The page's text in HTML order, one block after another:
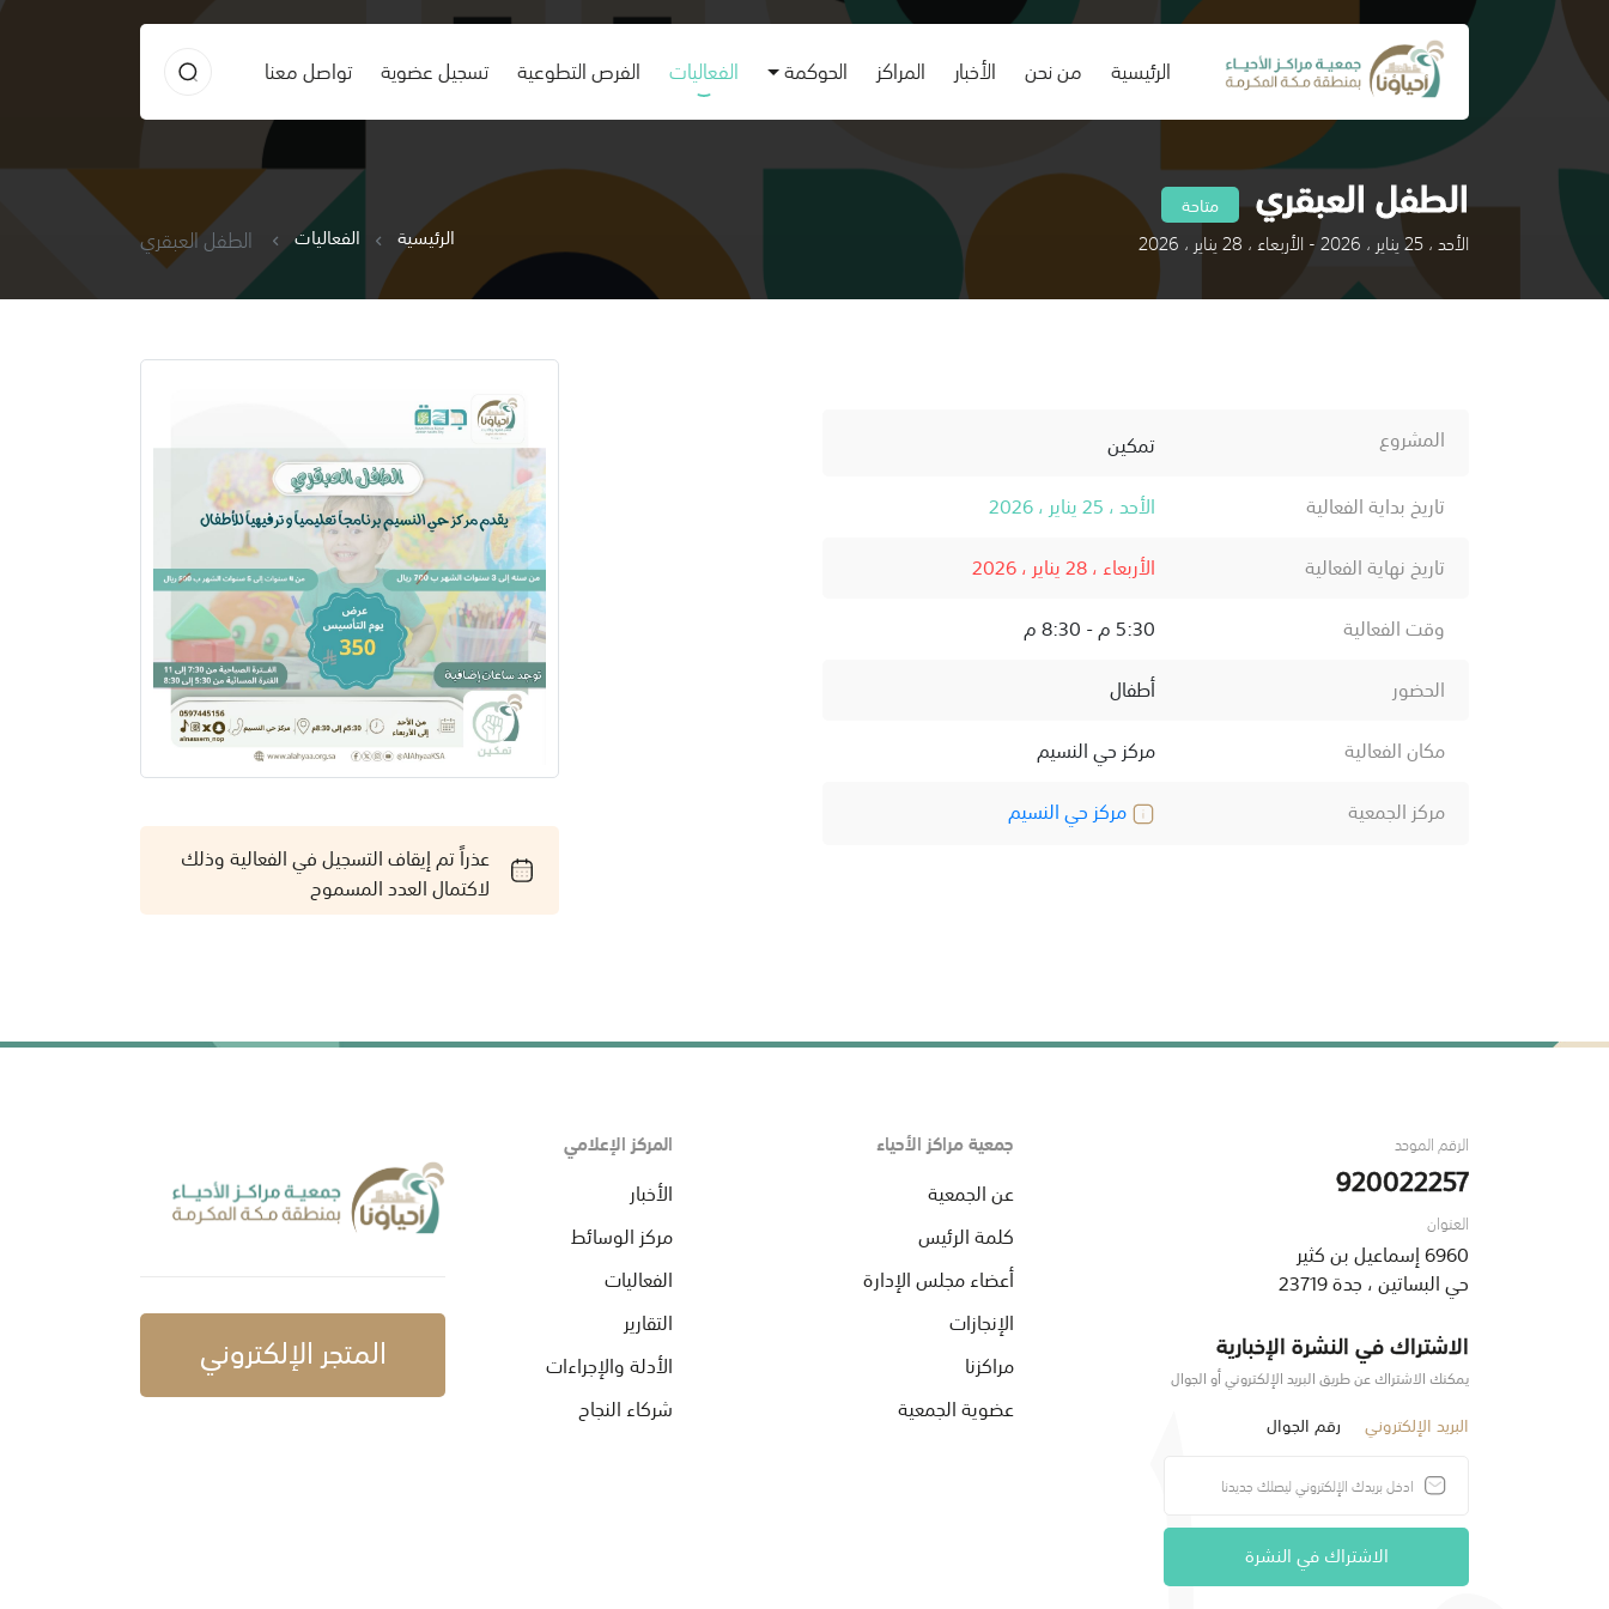
الرئيسية
(current) من نحن الأخبار المراكز الحوكمة الفعاليات الفرص التطوعية تسجيل عضوية تواصل معنا
الطفل العبقري متاحة
الأحد ، 25 يناير ، 2026 - الأربعاء ، 28 يناير ، 2026 الرئيسية الفعاليات الطفل العبقري
المشروع
تمكين
تاريخ بداية الفعالية
الأحد ، 25 يناير ، 2026
تاريخ نهاية الفعالية
الأربعاء ، 28 يناير ، 2026
وقت الفعالية
5:30 م - 8:30 م
الحضور
أطفال
مكان الفعالية
مركز حي النسيم
مركز الجمعية
مركز حي النسيم
عذراً تم إيقاف التسجيل في الفعالية وذلك
لاكتمال العدد المسموح
الرقم الموحد
920022257
العنوان
6960 إسماعيل بن كثير
حي البساتين ، جدة 23719
الاشتراك في النشرة الإخبارية
يمكنك الاشتراك عن طريق البريد الإلكتروني أو الجوال
البريد الإلكتروني رقم الجوال
الاشتراك في النشرة
جمعية مراكز الأحياء
عن الجمعية
كلمة الرئيس
أعضاء مجلس الإدارة
الإنجازات
مراكزنا
عضوية الجمعية
المركز الإعلامي
الأخبار
مركز الوسائط
الفعاليات
التقارير
الأدلة والإجراءات
شركاء النجاح
المتجر الإلكتروني